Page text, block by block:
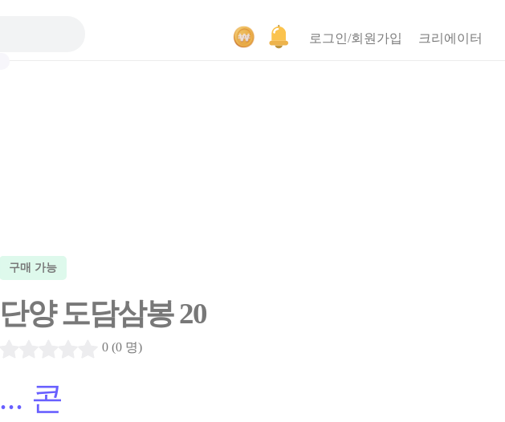
로그인/회원가입 크리에이터
구매 가능
단양 도담삼봉 20
0 (0 명)
... 콘